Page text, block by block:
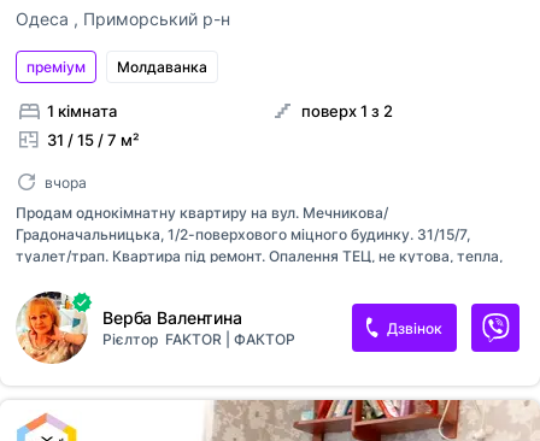
Одеса , Приморський р-н
преміум Молдаванка
1 кімната
31 / 15 / 7 м²
поверх 1 з 2
вчора
Продам однокімнатну квартиру на вул. Мечникова/
Градоначальницька, 1/2-поверхового міцного будинку. 31/15/7,
туалет/трап. Квартира під ремонт. Опалення ТЕЦ, не кутова, тепла,
міста. Обгороджений палісадник на три квартири. Великий зелений
тихий двір. Ворота на коді.
Верба Валентина
Рієлтор FAKTOR | ФАКТОР
Дзвінок